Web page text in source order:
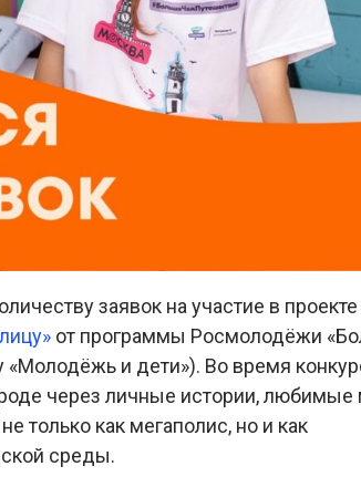
заявок на участие в проекте
от программы Росмолодёжи
«Молодёжь и дети»). Во время
через личные истории, любимые
только как мегаполис, но и как
среды.